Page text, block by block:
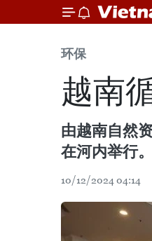
环保
越南
由越南自然
在河内举行。
10/12/2024 04:14